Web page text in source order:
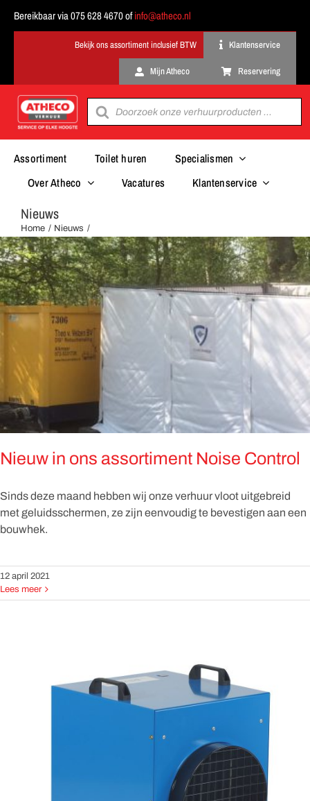
Bereikbaar via 075 628 4670 ofinfo@atheco.nl
Klantenservice
Mijn Atheco Reservering
Producten
zoeken
Assortiment Toilet huren
Specialismen
Over Atheco
Vacatures Klantenservice
Nieuws
Home Nieuws
Nieuw in ons assortiment Noise Control
Sinds deze maand hebben wij onze verhuur vloot uitgebreid
met geluidsschermen, ze zijn eenvoudig te bevestigen aan een
bouwhek.
12 april 2021
Lees meer